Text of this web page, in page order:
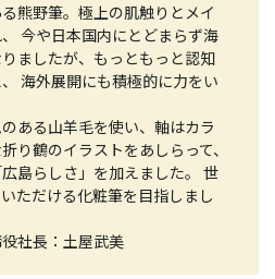
熊野筆。極上の肌触りとメイ
今や日本国内にとどまらず海
ましたが、もっともっと認知
海外展開にも積極的に力をい
ある山羊毛を使い、軸はカラ
り鶴のイラストをあしらって、
島らしさ」を加えました。 世
ただける化粧筆を目指しまし
社長：土屋武美